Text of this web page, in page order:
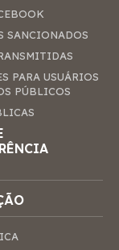
SANCIONADOS
PARA USUÁRIOS
PÚBLICOS